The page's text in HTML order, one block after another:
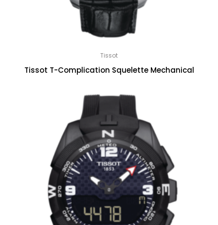
Tissot
Tissot T-Complication Squelette Mechanical